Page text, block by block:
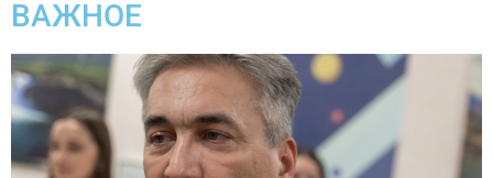
ВАЖНОЕ